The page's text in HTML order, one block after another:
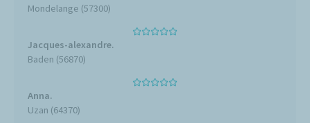
Mondelange (57300)
Jacques-alexandre.
Baden (56870)
Anna.
Uzan (64370)